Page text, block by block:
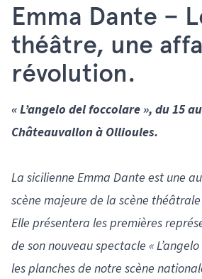
Emma Dante –
théâtre, une
révolution.
« L’angelo del foccolare », du 15
Châteauvallon à Ollioules.
La sicilienne Emma Dante est une
scène majeure de la scène
Elle présentera les premières
de son nouveau spectacle «
les planches de notre scène